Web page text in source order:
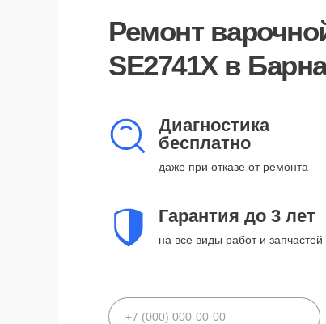
Ремонт
SE2741Xв
Диагностика
бесплатно
даже при отказе от ремонта
Гарантия до 3 лет
на все виды работ и запчастей